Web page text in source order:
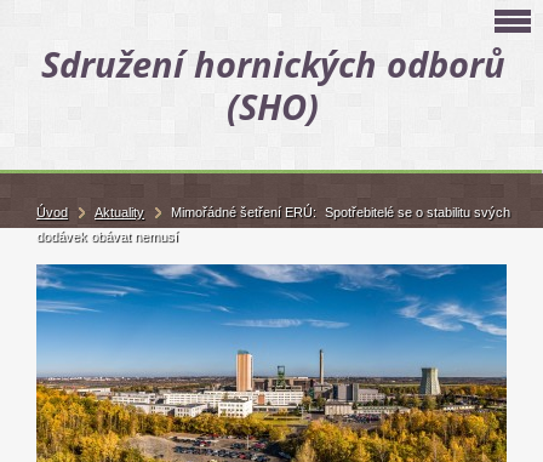
Sdružení hornických odborů
(SHO)
Úvod Aktuality
Mimořádné šetření ERÚ: Spotřebitelé se o stabilitu svých
dodávek obávat nemusí